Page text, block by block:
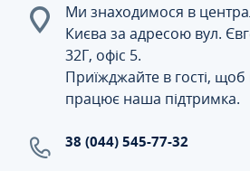
Ми знаходимося в
Києва за адресою вул.
32Г, офіс 5.
Приїжджайте в гості,
працює наша підтримка.
38 (044) 545-77-32